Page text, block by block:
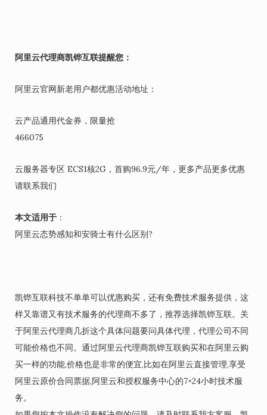
阿里云代理商凯铧互联提醒您：
阿里云官网新老用户都优惠活动地址：
云产品通用代金券，限量抢
466075
云服务器专区 ECS1核2G，首购96.9元/年，更多产品更多优惠
请联系我们
本文适用于 ：
阿里云态势感知和安骑士有什么区别?
凯铧互联科技不单单可以优惠购买，还有免费技术服务提供，这
样又靠谱又有技术服务的代理商不多了，推荐选择凯铧互联。关
于阿里云代理商几折这个具体问题要问具体代理，代理公司不同
可能价格也不同。通过阿里云代理商凯铧互联购买和在阿里云购
买一样的功能,价格也是非常的便宜,比如在阿里云直接管理,享受
阿里云原价合同票据,阿里云和授权服务中心的7×24小时技术服
务。